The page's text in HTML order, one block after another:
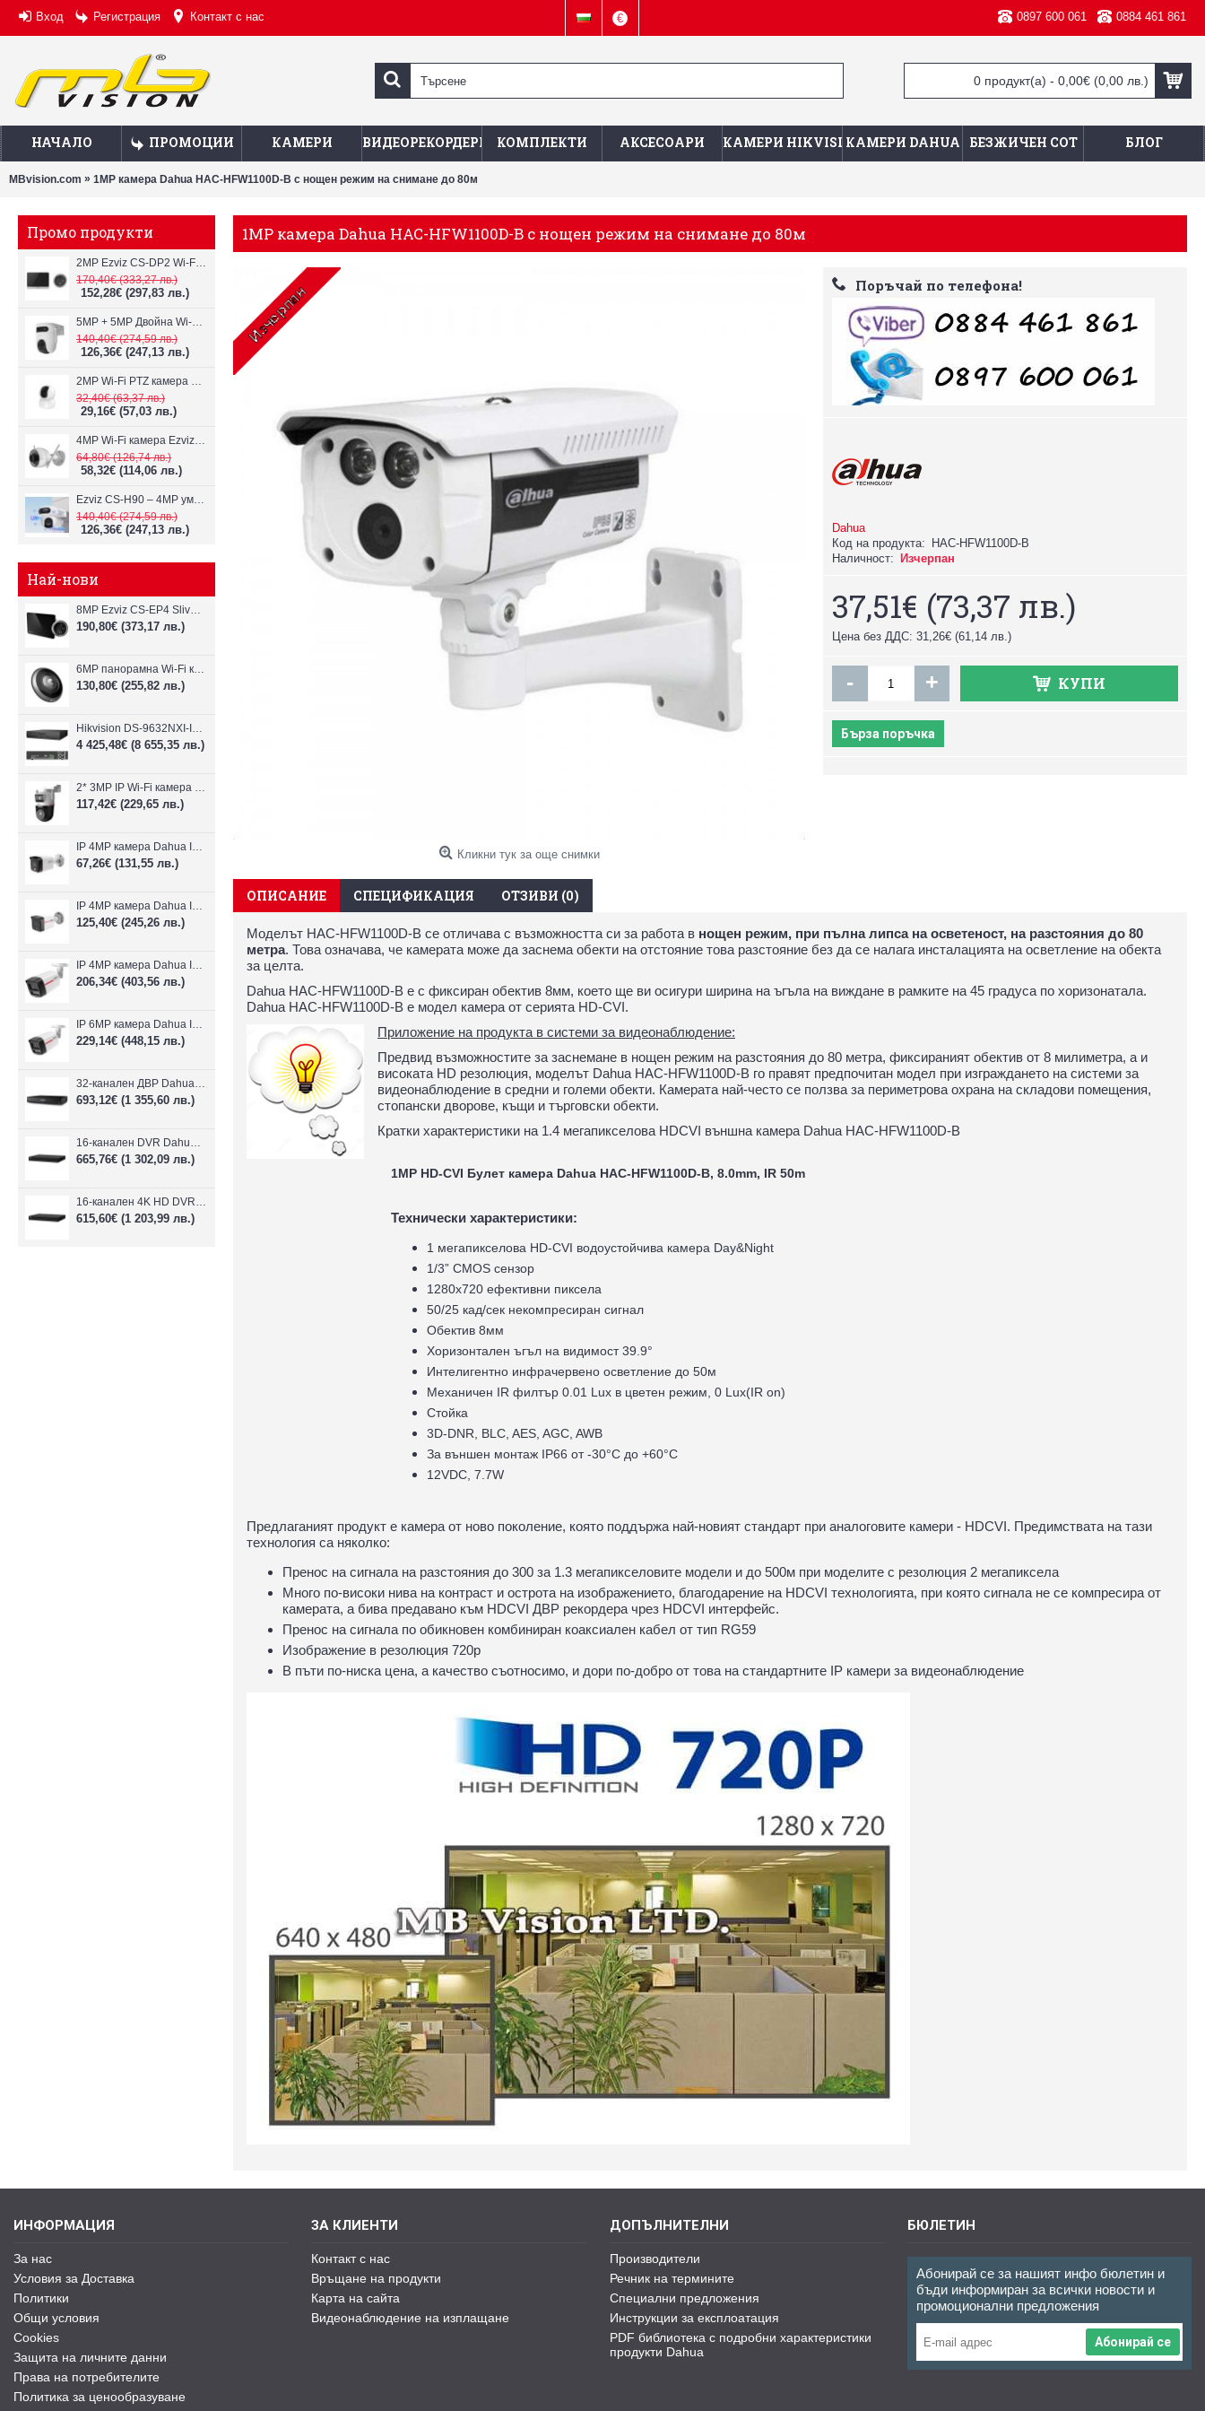
Вход Регистрация Контакт с нас € 0897 600 061 0884 461 861
0 продукт(а) - 0,00€(0,00 лв.)
НАЧАЛО ПРОМОЦИИ КАМЕРИ ВИДЕОРЕКОРДЕРИ КОМПЛЕКТИ АКСЕСОАРИ КАМЕРИ HIKVISIONКАМЕРИ DAHUA БЕЗЖИЧЕН СОТ БЛОГ
MBvision.com » 1MP камера Dahua HAC-HFW1100D-B с нощен режим на снимане до 80м
Промо продукти
2MP Ezviz CS-DP2 Wi-Fi видеодомофон
170,40€(333,27 лв.)
152,28€ (297,83 лв.)
5MP + 5MP Двойна Wi-Fi IP камера с два обектива Ezviz CS-H9c
140,40€(274,59 лв.)
126,36€ (247,13 лв.)
2MP Wi-Fi PTZ камерa с микрофон и говорител Ezviz CS-TY1
32,40€(63,37 лв.)
29,16€ (57,03 лв.)
4MP Wi-Fi камерa Ezviz CS-H3c с микрофон и говорител
64,80€(126,74 лв.)
58,32€ (114,06 лв.)
Ezviz CS-H90 – 4MP умна Wi-Fi камера, два обектива и цветен нощен
140,40€(274,59 лв.)
126,36€ (247,13 лв.)
Най-нови
8MP Ezviz CS-EP4 Sliver Wi-Fi видеодомофон
190,80€ (373,17 лв.)
6MP панорамна Wi-Fi камерa Ezviz CS-E4p
130,80€ (255,82 лв.)
Hikvision DS-9632NXI-I8/VPro – 32-канален NVR с интелигентен AI анализ
4 425,48€ (8 655,35 лв.)
2* 3MP IP Wi-Fi камера Dahua P3D-3F-PV-P-0280B/0600B-PRO
117,42€ (229,65 лв.)
IP 4MP камера Dahua IPC-B1E40-A-0280B, 2.8mm, IR 30m
67,26€ (131,55 лв.)
IP 4MP камера Dahua IPC-HFW1439TC1-A-LED-0280B-PRO, 2.8mm, IR 30m
125,40€ (245,26 лв.)
IP 4MP камера Dahua IPC-HFW2449TL-S-LED-0280B-PRO, 2.8mm, IR 50m
206,34€ (403,56 лв.)
IP 6MP камера Dahua IPC-HFW2649TL-S-LED-0280B-PRO, 2.8mm, IR 50m
229,14€ (448,15 лв.)
32-канален ДВР Dahua XVR5232AN-I3/Т
693,12€ (1 355,60 лв.)
16-канален DVR Dahua XVR5216AN-4KL-I3/T + 16 IP
665,76€ (1 302,09 лв.)
16-канален 4K HD DVR Dahua XVR5116H-4KL-I3/T + 16 IP камери
615,60€ (1 203,99 лв.)
1MP камера Dahua HAC-HFW1100D-B с нощен режим на снимане до 80м
Кликни тук за още снимки
Поръчай по телефона!
Dahua
Код на продукта:
HAC-HFW1100D-B
Наличност:
Изчерпан
37,51€ (73,37 лв.)
Цена без ДДС: 31,26€ (61,14 лв.)
- + КУПИ
Бърза поръчка
ОПИСАНИЕ СПЕЦИФИКАЦИЯ ОТЗИВИ (0)
Моделът HAC-HFW1100D-B се отличава с възможността си за работа в нощен режим, при пълна липса на осветеност, на разстояния до 80
метра. Това означава, че камерата може да заснема обекти на отстояние това разстояние без да се налага инсталацията на осветление на обекта
за целта.
Dahua HAC-HFW1100D-B е с фиксиран обектив 8мм, което ще ви осигури ширина на ъгъла на виждане в рамките на 45 градуса по хоризонатала.
Dahua HAC-HFW1100D-B е модел камера от серията HD-CVI.
Приложение на продукта в системи за видеонаблюдение:
Предвид възможностите за заснемане в нощен режим на разстояния до 80 метра, фиксираният обектив от 8 милиметра, а и
високата HD резолюция, моделът Dahua HAC-HFW1100D-B го правят предпочитан модел при изграждането на системи за
видеонаблюдение в средни и големи обекти. Камерата най-често се ползва за периметрова охрана на складови помещения,
стопански дворове, къщи и търговски обекти.
Кратки характеристики на 1.4 мегапикселова HDCVI външна камера Dahua HAC-HFW1100D-B
1MP HD-CVI Булет камера Dahua HAC-HFW1100D-B, 8.0mm, IR 50m
Технически характеристики:
1 мегапикселова HD-CVI водоустойчива камера Day&Night
1/3” CMOS сензор
1280х720 ефективни пиксела
50/25 кад/сек некомпресиран сигнал
Oбектив 8мм
Хоризонтален ъгъл на видимост 39.9°
Интелигентно инфрачервено осветление до 50м
Механичен IR филтър 0.01 Lux в цветен режим, 0 Lux(IR on)
Стойка
3D-DNR, BLC, AES, AGC, AWB
За външен монтаж IP66 oт -30°С до +60°С
12VDC, 7.7W
Предлаганият продукт е камера от ново поколение, която поддържа най-новият стандарт при аналоговите камери - HDCVI. Предимствата на тази
технология са няколко:
Пренос на сигнала на разстояния до 300 за 1.3 мегапикселовите модели и до 500м при моделите с резолюция 2 мегапиксела
Много по-високи нива на контраст и острота на изображението, благодарение на HDCVI технологията, при която сигнала не се компресира от
камерата, а бива предавано към HDCVI ДВР рекордера чрез HDCVI интерфейс.
Пренос на сигнала по обикновен комбиниран коаксиален кабел от тип RG59
Изображение в резолюция 720p
В пъти по-ниска цена, а качество съотносимо, и дори по-добро от това на стандартните IP камери за видеонаблюдение
ИНФОРМАЦИЯ
За нас
Условия за Доставка
Политики
Общи условия
Cookies
Защита на личните данни
Права на потребителите
Политика за ценообразуване
ЗА КЛИЕНТИ
Контакт с нас
Връщане на продукти
Карта на сайта
Видеонаблюдение на изплащане
ДОПЪЛНИТЕЛНИ
Производители
Речник на термините
Специални предложения
Инструкции за експлоатация
PDF библиотека с подробни характеристики
продукти Dahua
БЮЛЕТИН
Абонирай се за нашият инфо бюлетин и
бъди информиран за всички новости и
промоционални предложения
Абонирай се